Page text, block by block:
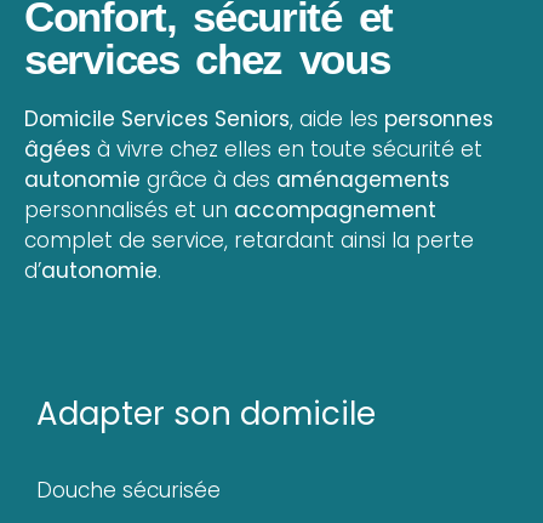
Confort, sécurité et
services chez vous
Domicile Services Seniors, aide les personnes
âgées à vivre chez elles en toute sécurité et
autonomie grâce à des aménagements
personnalisés et un accompagnement
complet de service, retardant ainsi la perte
d’autonomie.
Adapter son domicile
Douche sécurisée